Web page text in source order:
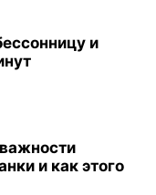
и
и как этого